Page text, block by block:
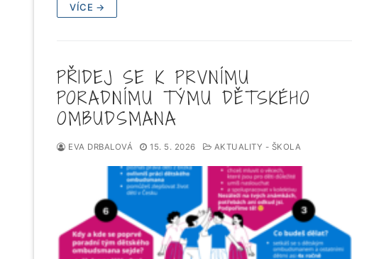
VÍCE →
PŘIDEJ SE K PRVNÍMU
PORADNÍMU TÝMU DĚTSKÉHO
OMBUDSMANA
EVA DRBALOVÁ 15. 5. 2026 AKTUALITY - ŠKOLA